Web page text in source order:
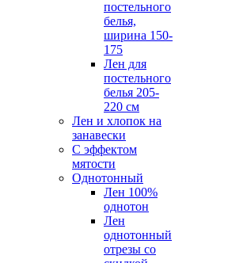
постельного
белья,
ширина 150-
175
Лен для
постельного
белья 205-
220 см
Лен и хлопок на
занавески
С эффектом
мятости
Однотонный
Лен 100%
однотон
Лен
однотонный
отрезы со